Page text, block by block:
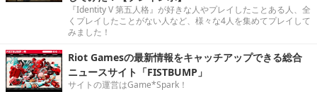
『Identity V 第五人格』が好きな人やプレイしたことある人、全
くプレイしたことがない人など、様々な4人を集めてプレイして
みました！
Riot Gamesの最新情報をキャッチアップできる総合
ニュースサイト「FISTBUMP」
サイトの運営はGame*Spark！